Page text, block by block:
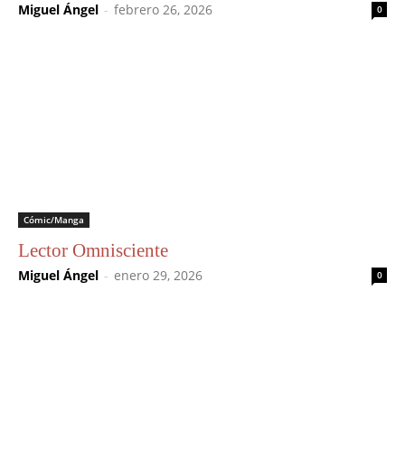
Miguel Ángel - febrero 26, 2026 0
Cómic/Manga
Lector Omnisciente
Miguel Ángel - enero 29, 2026 0